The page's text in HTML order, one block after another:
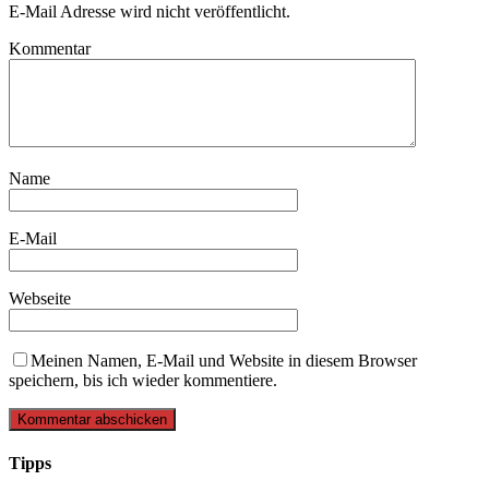
E-Mail Adresse wird nicht veröffentlicht.
Kommentar
Name
E-Mail
Webseite
Meinen Namen, E-Mail und Website in diesem Browser
speichern, bis ich wieder kommentiere.
Tipps